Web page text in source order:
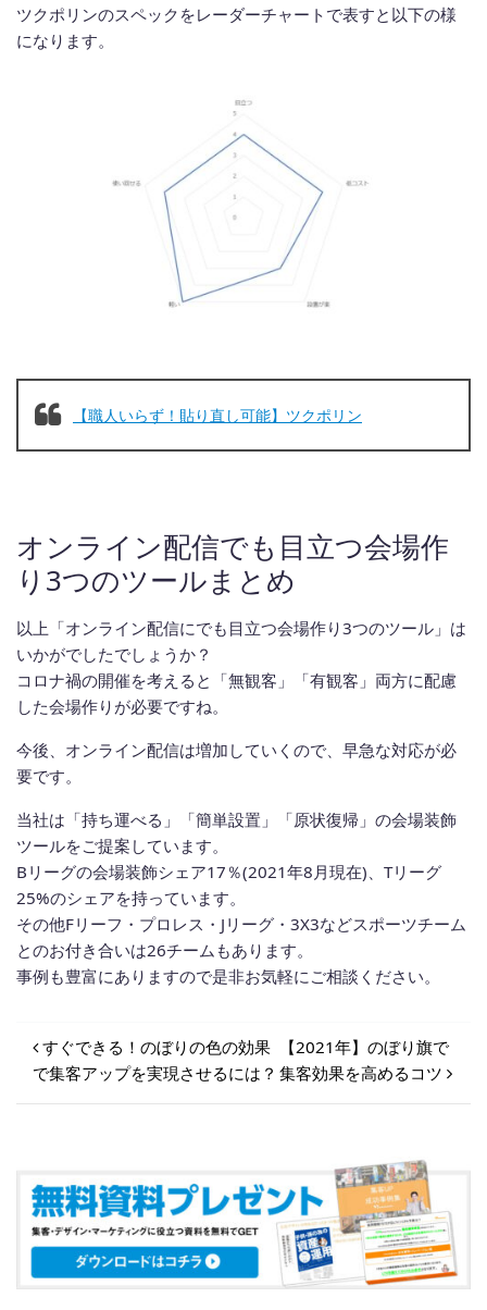
ツクポリンのスペックをレーダーチャートで表すと以下の様
になります。
【職人いらず！貼り直し可能】ツクポリン
オンライン配信でも目立つ会場作
り3つのツールまとめ
以上「オンライン配信にでも目立つ会場作り3つのツール」は
いかがでしたでしょうか？
コロナ禍の開催を考えると「無観客」「有観客」両方に配慮
した会場作りが必要ですね。
今後、オンライン配信は増加していくので、早急な対応が必
要です。
当社は「持ち運べる」「簡単設置」「原状復帰」の会場装飾
ツールをご提案しています。
Bリーグの会場装飾シェア17％(2021年8月現在)、Tリーグ
25%のシェアを持っています。
その他Fリーフ・プロレス・Jリーグ・3X3などスポーツチーム
とのお付き合いは26チームもあります。
事例も豊富にありますので是非お気軽にご相談ください。
投稿ナビゲーション
すぐできる！のぼりの色の効果
で集客アップを実現させるには？
【2021年】のぼり旗で
集客効果を高めるコツ